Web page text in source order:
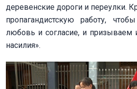
деревенские дороги и переулки.
пропагандистскую работу,
любовь и согласие, и призываем
насилия».